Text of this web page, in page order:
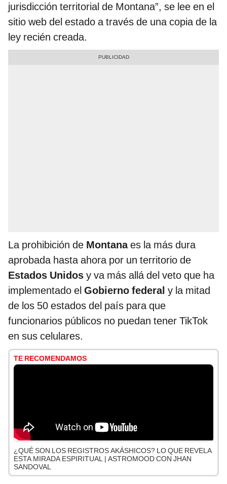
jurisdicción territorial de Montana”, se lee en el
sitio web del estado a través de una copia de la
ley recién creada.
La prohibición de Montanaes la más dura
aprobada hasta ahora por un territorio de
Estados Unidos y va más allá del veto que ha
implementado el Gobierno federal y la mitad
de los 50 estados del país para que
funcionarios públicos no puedan tener TikTok
en sus celulares.
TE RECOMENDAMOS
¿QUÉ SON LOS REGISTROS AKÁSHICOS? LO QUE REVELA
ESTA MIRADA ESPIRITUAL | ASTROMOOD CON JHAN
SANDOVAL